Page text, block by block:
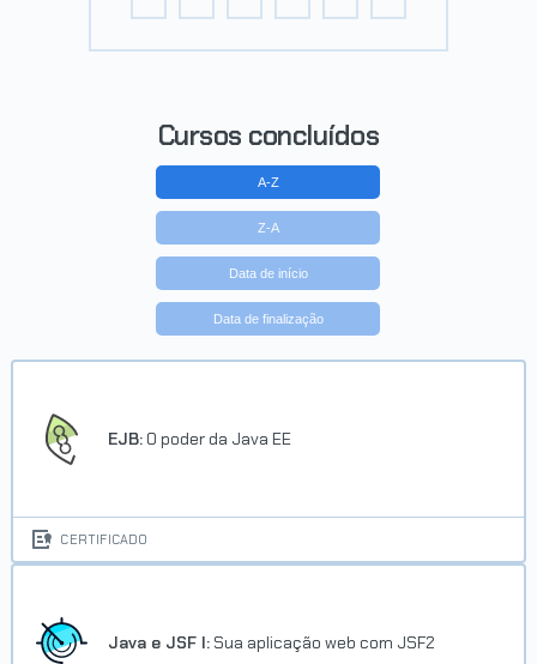
Cursos concluídos
A-Z
Z-A
Data de início
Data de finalização
EJB: O poder da Java EE
CERTIFICADO
Java e JSF I: Sua aplicação web com JSF2